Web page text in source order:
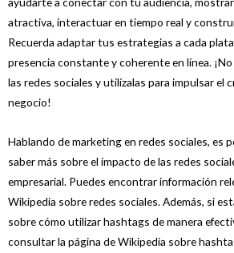
atractiva, interactuar en tiempo real y
Recuerda adaptar tus estrategias a cada
presencia constante y coherente en línea.
las redes sociales y utilízalas para impulsar el
negocio!
Hablando de marketing en redes sociales, es
saber más sobre el impacto de las redes
empresarial. Puedes encontrar información
Wikipedia sobre redes sociales. Además, si
sobre cómo utilizar hashtags de manera
consultar la página de Wikipedia sobre